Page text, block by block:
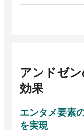
アンドゼ
効果
エンタメ要素
を実現